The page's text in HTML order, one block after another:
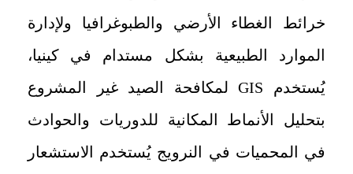
خرائط الغطاء الأرضي والطبوغرافيا ولإدارة
الموارد الطبيعية بشكل مستدام في كينيا،
يُستخدم
لمكافحة الصيد غير المشروع
بتحليل الأنماط المكانية للدوريات والحوادث
في المحميات في النرويج يُستخدم الاستشعار